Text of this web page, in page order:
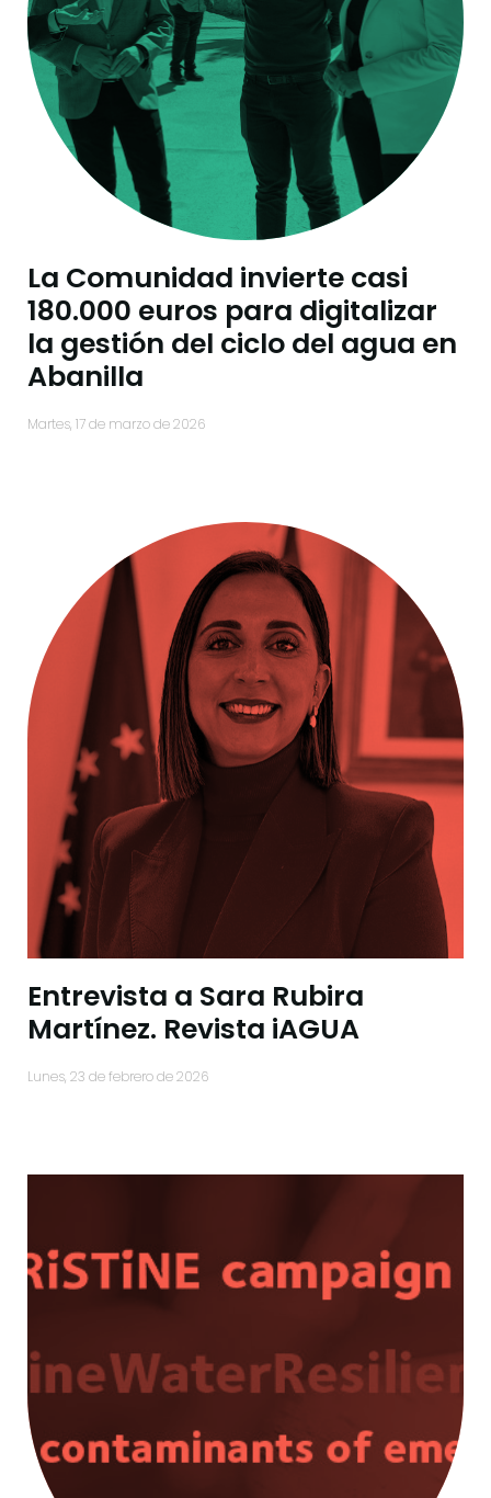
La Comunidad invierte casi
180.000 euros para digitalizar
la gestión del ciclo del agua en
Abanilla
martes, 17 de marzo de 2026
Entrevista a Sara Rubira
Martínez. Revista iAGUA
lunes, 23 de febrero de 2026